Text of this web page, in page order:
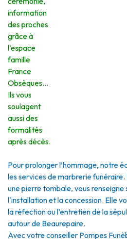
information
des proches
grâce à
l’espace
famille
France
Obsèques…
Ils vous
soulagent
aussi des
formalités
après décès.
Pour prolonger l’hommage, notre
les services de marbrerie funéraire.
une pierre tombale, vous renseigne
l'installation et la concession. Elle
la réfection ou l’entretien de la
autour de Beaurepaire.
Avec votre conseiller Pompes